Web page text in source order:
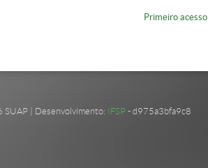
Primeiro acesso
| Desenvolvimento: IFSP - d975a3bfa9c8